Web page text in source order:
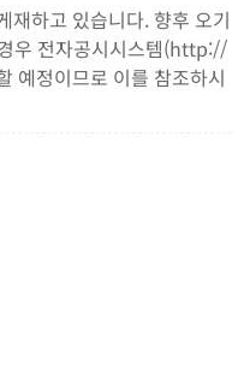
재하고 있습니다. 향후 오기
우 전자공시시스템(http://
예정이므로 이를 참조하시